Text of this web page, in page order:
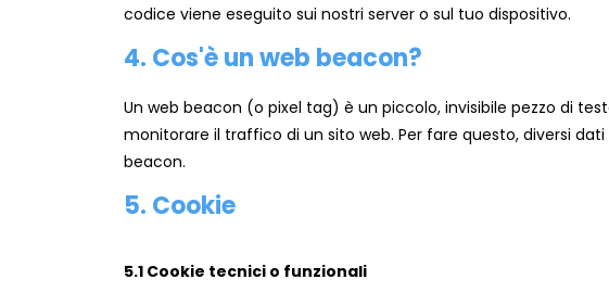
codice viene eseguito sui nostri server o sul tuo dispositivo.
4. Cos'è un web beacon?
Un web beacon (o pixel tag) è un piccolo, invisibile pezzo di
monitorare il traffico di un sito web. Per fare questo, diversi
beacon.
5. Cookie
5.1 Cookie tecnici o funzionali